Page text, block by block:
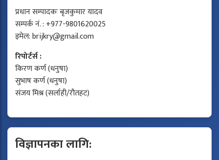
प्रधान सम्पादकः बृजकुमार यादव
सम्पर्क नं. : +977-9801620025
इमेल:brijkry@gmail.com
रिपोर्टर्स :
किरण कर्ण (धनुषा)
सुभाष कर्ण (धनुषा)
संजय मिश्र (सर्लाही/रौतहट)
विज्ञापनका लागि: